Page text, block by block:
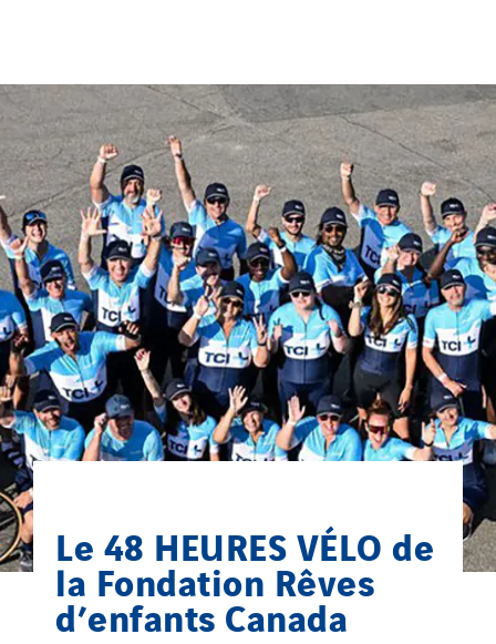
Le 48 HEURES VÉLO de
la Fondation Rêves
d’enfants Canada